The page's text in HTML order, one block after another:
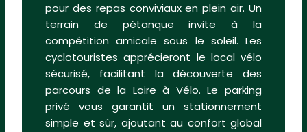
pour des repas conviviaux en plein air. Un
terrain de pétanque invite à la
compétition amicale sous le soleil. Les
cyclotouristes apprécieront le local vélo
sécurisé, facilitant la découverte des
parcours de la Loire à Vélo. Le parking
privé vous garantit un stationnement
simple et sûr, ajoutant au confort global